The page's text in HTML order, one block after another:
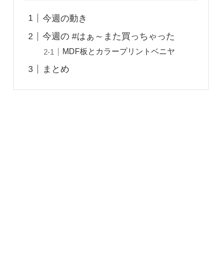
今週の動き
今週の #はぁ～また買っちゃった
MDF板とカラープリントベニヤ
まとめ